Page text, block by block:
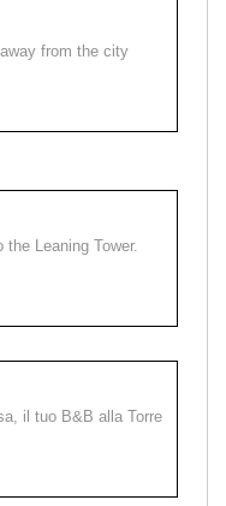
from the city
Leaning Tower.
il tuo B&B alla Torre